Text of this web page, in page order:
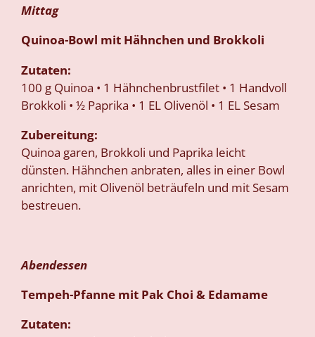
Mittag
Quinoa-Bowl mit Hähnchen und Brokkoli
Zutaten:
100 g Quinoa • 1 Hähnchenbrustfilet • 1 Handvoll
Brokkoli • ½ Paprika • 1 EL Olivenöl • 1 EL Sesam
Zubereitung:
Quinoa garen, Brokkoli und Paprika leicht
dünsten. Hähnchen anbraten, alles in einer Bowl
anrichten, mit Olivenöl beträufeln und mit Sesam
bestreuen.
Abendessen
Tempeh-Pfanne mit Pak Choi & Edamame
Zutaten: